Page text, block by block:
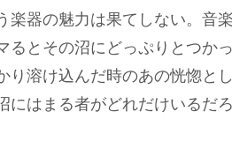
器の魅力は果てしない。音
るとその沼にどっぷりとつか
り溶け込んだ時のあの恍惚と
はまる者がどれだけいるだ